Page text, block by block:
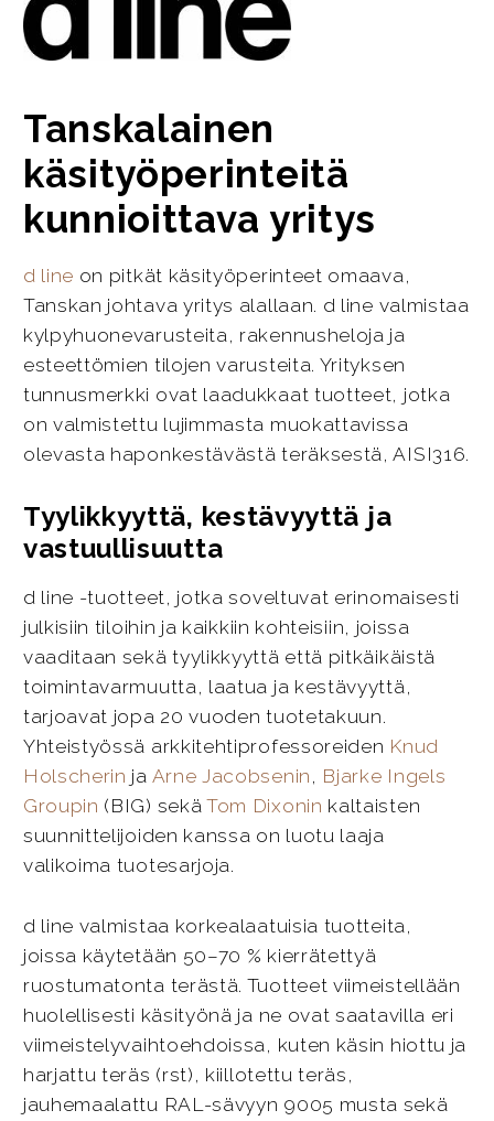
Tanskalainen
käsityöperinteitä
kunnioittava yritys
d line on pitkät käsityöperinteet omaava,
Tanskan johtava yritys alallaan. d line valmistaa
kylpyhuonevarusteita, rakennusheloja ja
esteettömien tilojen varusteita. Yrityksen
tunnusmerkki ovat laadukkaat tuotteet, jotka
on valmistettu lujimmasta muokattavissa
olevasta haponkestävästä teräksestä, AISI316.
Tyylikkyyttä, kestävyyttä ja
vastuullisuutta
d line -tuotteet, jotka soveltuvat erinomaisesti
julkisiin tiloihin ja kaikkiin kohteisiin, joissa
vaaditaan sekä tyylikkyyttä että pitkäikäistä
toimintavarmuutta, laatua ja kestävyyttä,
tarjoavat jopa 20 vuoden tuotetakuun.
Yhteistyössä arkkitehtiprofessoreiden Knud
Holscherin ja Arne Jacobsenin , Bjarke Ingels
Groupin (BIG) sekä Tom Dixonin kaltaisten
suunnittelijoiden kanssa on luotu laaja
valikoima tuotesarjoja.
d line valmistaa korkealaatuisia tuotteita,
joissa käytetään 50–70 % kierrätettyä
ruostumatonta terästä. Tuotteet viimeistellään
huolellisesti käsityönä ja ne ovat saatavilla eri
viimeistelyvaihtoehdoissa, kuten käsin hiottu ja
harjattu teräs (rst), kiillotettu teräs,
jauhemaalattu RAL-sävyyn 9005 musta sekä